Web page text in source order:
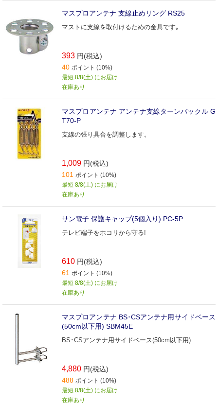
マスプロアンテナ 支線止めリング RS25
マストに支線を取付けるための金具です｡
393 円(税込)
40 ポイント (10%)
最短 8/8(土) にお届け
在庫あり
マスプロアンテナ アンテナ支線ターンバックル G
T70‐P
支線の張り具合を調整します。
1,009 円(税込)
101 ポイント (10%)
最短 8/8(土) にお届け
在庫あり
サン電子 保護キャップ(5個入り) PC-5P
テレビ端子をホコリから守る!
610 円(税込)
61 ポイント (10%)
最短 8/8(土) にお届け
在庫あり
マスプロアンテナ BS･CSアンテナ用サイドベース
(50cm以下用) SBM45E
BS･CSアンテナ用サイドベース(50cm以下用)
4,880 円(税込)
488 ポイント (10%)
最短 8/8(土) にお届け
在庫あり